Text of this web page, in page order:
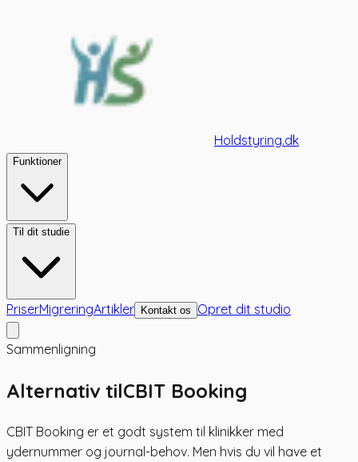
Holdstyring.dk
Funktioner
Til dit studie
PriserMigreringArtikler Kontakt os Opret dit studio
Sammenligning
Alternativ tilCBIT Booking
CBIT Booking er et godt system til klinikker med
ydernummer og journal-behov. Men hvis du vil have et